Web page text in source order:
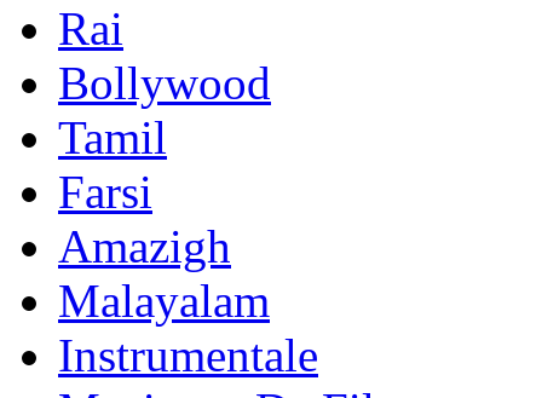
Rai
Bollywood
Tamil
Farsi
Amazigh
Malayalam
Instrumentale